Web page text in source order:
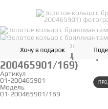
Хочу в подарок
Золотое кольцо с
200465901/169)
Артикул
01-200465901
Модель
01-200465901/169